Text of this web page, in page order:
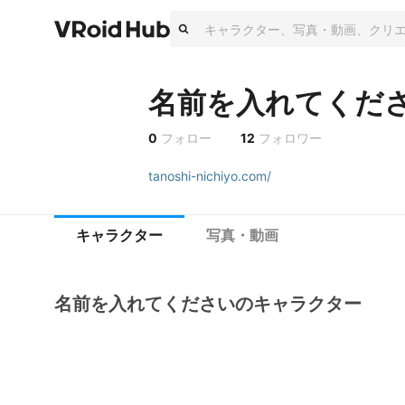
名前を入れてくだ
0 フォロー 12 フォロワー
tanoshi-nichiyo.com/
キャラクター 写真・動画
名前を入れてくださいのキャラクター